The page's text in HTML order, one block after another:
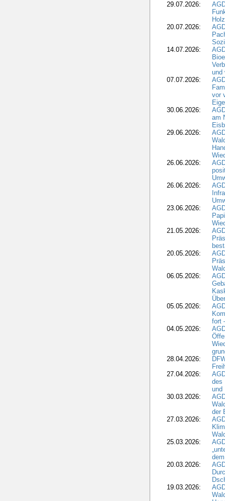
29.07.2026:
20.07.2026:
14.07.2026:
und
07.07.2026:
vor
30.06.2026:
am
29.06.2026:
26.06.2026:
26.06.2026:
23.06.2026:
21.05.2026:
20.05.2026:
06.05.2026:
05.05.2026:
fort
04.05.2026:
28.04.2026:
27.04.2026:
des
und
30.03.2026:
der
27.03.2026:
25.03.2026:
20.03.2026:
19.03.2026: